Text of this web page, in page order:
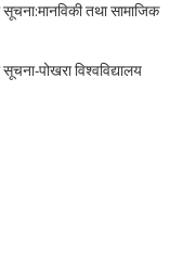
सूचना:मानविकी तथा सामाजिक
पोखरा विश्वविद्यालय